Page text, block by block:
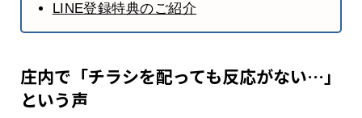
LINE登録特典のご紹介
庄内で「チラシを配っても反応がない…」
という声